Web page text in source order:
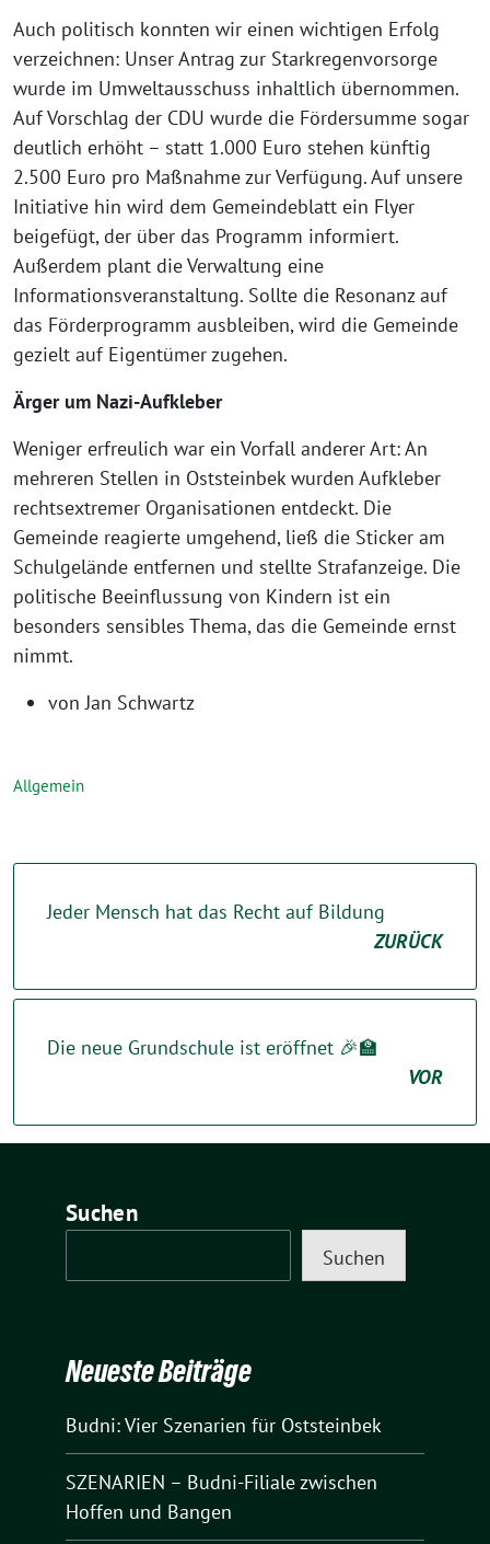
Auch politisch konnten wir einen wichtigen Erfolg
verzeichnen: Unser Antrag zur Starkregenvorsorge
wurde im Umweltausschuss inhaltlich übernommen.
Auf Vorschlag der CDU wurde die Fördersumme sogar
deutlich erhöht – statt 1.000 Euro stehen künftig
2.500 Euro pro Maßnahme zur Verfügung. Auf unsere
Initiative hin wird dem Gemeindeblatt ein Flyer
beigefügt, der über das Programm informiert.
Außerdem plant die Verwaltung eine
Informationsveranstaltung. Sollte die Resonanz auf
das Förderprogramm ausbleiben, wird die Gemeinde
gezielt auf Eigentümer zugehen.
Ärger um Nazi-Aufkleber
Weniger erfreulich war ein Vorfall anderer Art: An
mehreren Stellen in Oststeinbek wurden Aufkleber
rechtsextremer Organisationen entdeckt. Die
Gemeinde reagierte umgehend, ließ die Sticker am
Schulgelände entfernen und stellte Strafanzeige. Die
politische Beeinflussung von Kindern ist ein
besonders sensibles Thema, das die Gemeinde ernst
nimmt.
von Jan Schwartz
Allgemein
Jeder Mensch hat das Recht auf Bildung
ZURÜCK
Die neue Grundschule ist eröffnet 🎉🏫
VOR
Suchen
Suchen
Neueste Beiträge
Budni: Vier Szenarien für Oststeinbek
SZENARIEN – Budni-Filiale zwischen
Hoffen und Bangen